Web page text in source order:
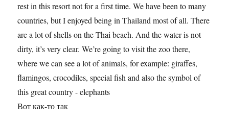
rest in this resort not for a first time. We have been to many
countries, but I enjoyed being in Thailand most of all. There
are a lot of shells on the Thai beach. And the water is not
dirty, it’s very clear. We’re going to visit the zoo there,
where we can see a lot of animals, for example: giraffes,
flamingos, crocodiles, special fish and also the symbol of
this great country - elephants
Вот как-то так